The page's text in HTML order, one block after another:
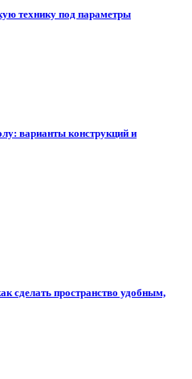
технику под параметры
варианты конструкций и
сделать пространство удобным,